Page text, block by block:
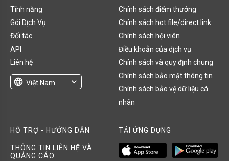
Tính năng
Gói Dịch Vụ
Đối tác
API
Liên hệ
language Việt Nam
expand_more
Chính sách điểm thưởng
Chính sách hot file/direct link
Chính sách hội viên
Điều khoản của dịch vụ
Chính sách và quy định chung
Chính sách bảo mật thông tin
Chính sách bảo vệ dữ liệu cá
nhân
HỖ TRỢ - HƯỚNG DẪN
THÔNG TIN LIÊN HỆ VÀ
QUẢNG CÁO
TẢI ỨNG DỤNG